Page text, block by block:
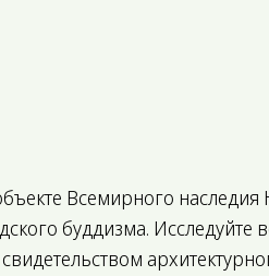
Всемирного
буддизма. Исследуйте